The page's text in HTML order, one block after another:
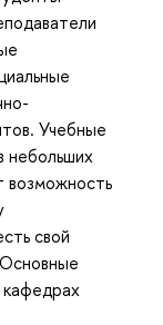
Учебные
небольших
возможность
свой
кафедрах